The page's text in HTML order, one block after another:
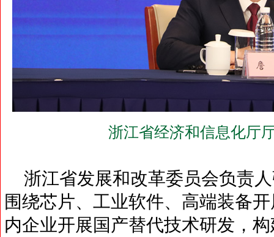
浙江省经济和信息化厅
浙江省发展和改革委员会负责
围绕芯片、工业软件、高端装备
内企业开展国产替代技术研发，